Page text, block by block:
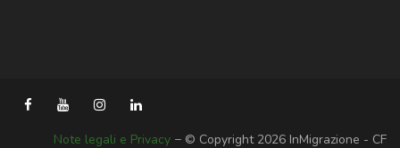
Note legali e Privacy − © Copyright 2026 InMigrazione - CF